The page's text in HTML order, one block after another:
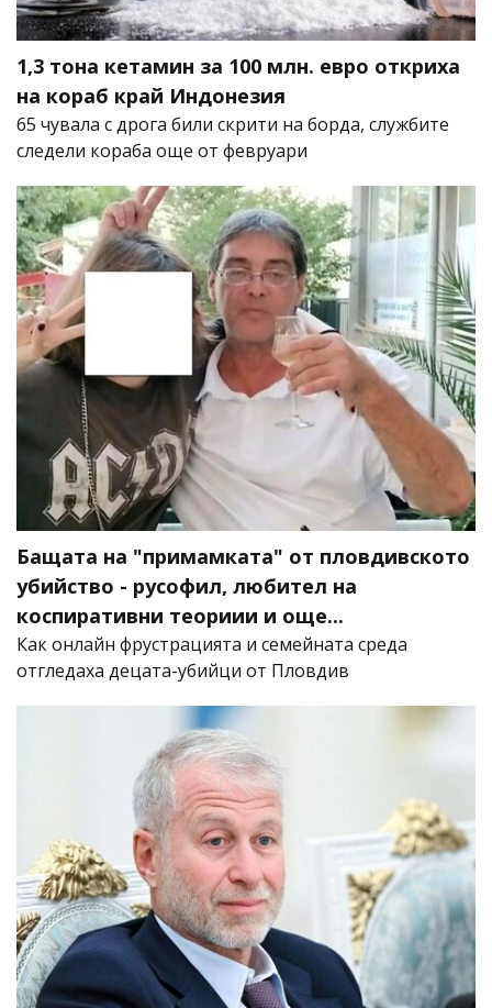
1,3 тона кетамин за 100 млн. евро откриха
на кораб край Индонезия
65 чувала с дрога били скрити на борда, службите
следели кораба още от февруари
Бащата на "примамката" от пловдивското
убийство - русофил, любител на
коспиративни теориии и още...
Как онлайн фрустрацията и семейната среда
отгледаха децата-убийци от Пловдив